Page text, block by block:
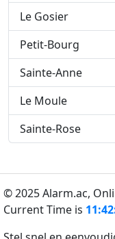
Le Gosier
Petit-Bourg
Sainte-Anne
Le Moule
Sainte-Rose
© 2025 Alarm.ac,
Current Time is